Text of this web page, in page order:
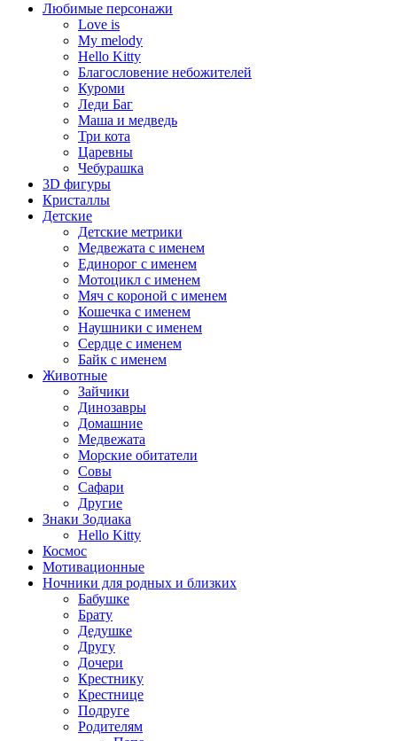
Любимые персонажи
Love is
My melody
Hello Kitty
Благословение небожителей
Куроми
Леди Баг
Маша и медведь
Три кота
Царевны
Чебурашка
3D фигуры
Кристаллы
Детские
Детские метрики
Медвежата с именем
Единорог с именем
Мотоцикл с именем
Мяч с короной с именем
Кошечка с именем
Наушники с именем
Сердце с именем
Байк с именем
Животные
Зайчики
Динозавры
Домашние
Медвежата
Морские обитатели
Совы
Сафари
Другие
Знаки Зодиака
Hello Kitty
Космос
Мотивационные
Ночники для родных и близких
Бабушке
Брату
Дедушке
Другу
Дочери
Крестнику
Крестнице
Подруге
Родителям